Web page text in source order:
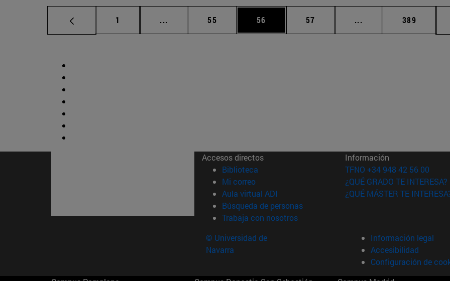
Página
1 ... Páginas intermedias Use TAB para desplazarse.
Página
55 Página
56 Página
57 ... Páginas intermedias
Página
389
Accesos directos
Biblioteca (abre en nueva ventana)
Mi correo(abre en nueva ventana)
Aula virtual ADI (abre en nueva ventana)
Búsqueda de personas(abre en nueva ventana)
Trabaja con nosotros(abre en nueva ventana)
Información
TFNO +34 948 42 56 00
¿QUÉ GRADO TE INTERESA?
¿QUÉ MÁSTER TE
© Universidad de
Navarra
Información legal
Accesibilidad
Configuración de